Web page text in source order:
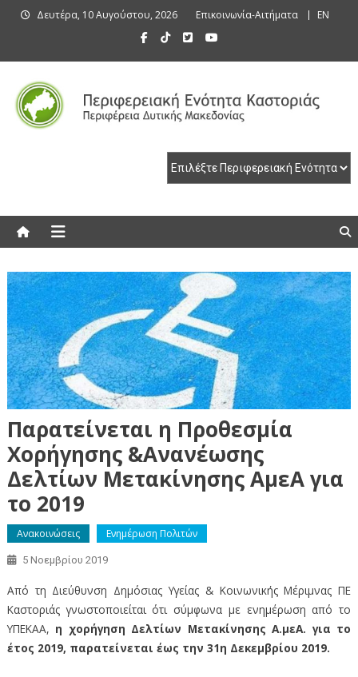
Δευτέρα, 10 Αυγούστου, 2026 Επικοινωνία-Αιτήματα EN
Παρατείνεται η Προθεσμία
Χορήγησης &Ανανέωσης
Δελτίων Μετακίνησης ΑμεΑ για
το 2019
Ανακοινώσεις Ενημέρωση Πολιτών
5 Νοεμβρίου 2019
Από τη Διεύθυνση Δημόσιας Υγείας & Κοινωνικής Μέριμνας ΠΕ
Καστοριάς γνωστοποιείται ότι σύμφωνα με ενημέρωση από το
ΥΠΕΚΑΑ, η χορήγηση Δελτίων Μετακίνησης Α.μεΑ. για το
έτος 2019, παρατείνεται έως την 31η Δεκεμβρίου 2019.